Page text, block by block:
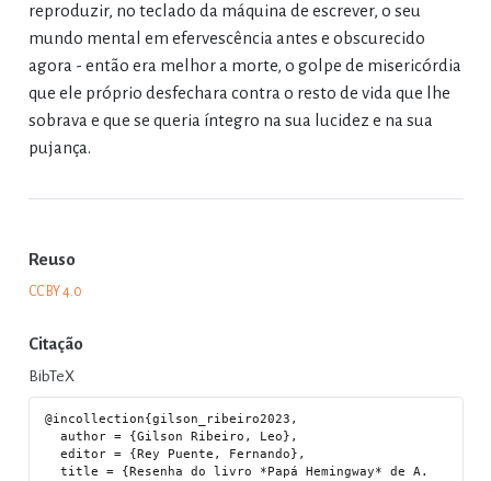
reproduzir, no teclado da máquina de escrever, o seu
mundo mental em efervescência antes e obscurecido
agora - então era melhor a morte, o golpe de misericórdia
que ele próprio desfechara contra o resto de vida que lhe
sobrava e que se queria íntegro na sua lucidez e na sua
pujança.
Reuso
CC BY 4.0
Citação
BibTeX
@incollection{gilson_ribeiro2023,
  author = {Gilson Ribeiro, Leo},
  editor = {Rey Puente, Fernando},
  title = {Resenha do livro *Papá Hemingway* de A.